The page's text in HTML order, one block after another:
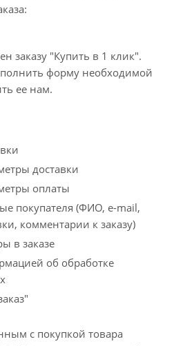
заказу "Купить в 1 клик".
форму необходимой
ее нам.
доставки
оплаты
покупателя (ФИО, e-mail,
комментарии к заказу)
в заказе
об обработке
с покупкой товара